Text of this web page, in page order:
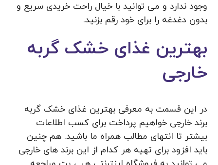
وجود ندارد و می توانید با خیال راحت خریدی سریع و
بدون دغدغه را برای خود رقم بزنید.
بهترین غذای خشک گربه
خارجی
در این قسمت به معرفی بهترین غذای خشک گربه
برند خارجی خواهیم پرداخت برای کسب اطلاعات
بیشتر تا انتهای مطالب همراه ما باشید. هم چنین
باید افزود برای تهیه هر کدام از این برند های خارجی